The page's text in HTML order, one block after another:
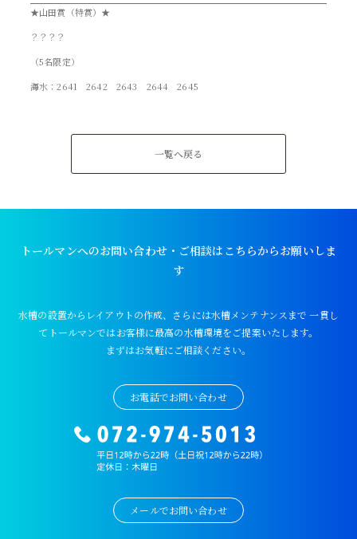
★山田賞（特賞）★
？？？？
（5名限定）
海水：2641 2642 2643 2644 2645
一覧へ戻る
トールマンへのお問い合わせ・ご相談はこちらからお願いしま
す
水槽の設置からレイアウトの作成、さらには水槽メンテナンスまで 一貫し
てトールマンではお客様に最高の水槽環境をご提案いたします。
まずはお気軽にご相談ください。
お電話でお問い合わせ
メールでお問い合わせ